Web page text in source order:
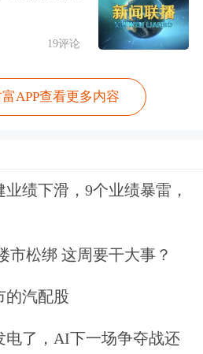
19评论
APP查看更多内容
绩下滑，9个业绩暴雷，
市松绑 这周要干大事？
的汽配股
电了，AI下一场争夺战还